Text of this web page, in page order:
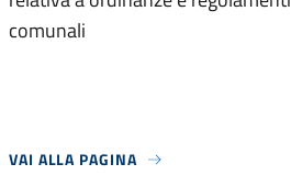
comunali
VAI ALLA PAGINA